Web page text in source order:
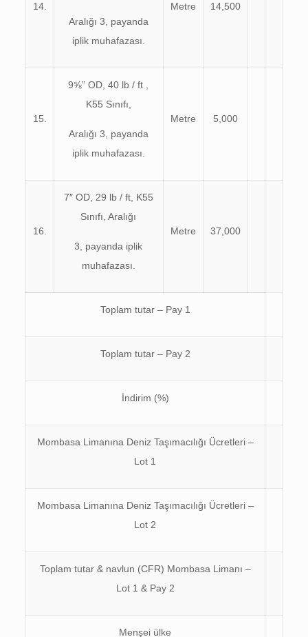
14.
Aralığı 3, payanda
iplik muhafazası.
Metre 14,500
15.
9⅝” OD, 40 lb / ft ,
K55 Sınıfı,
Aralığı 3, payanda
iplik muhafazası.
Metre 5,000
16.
7″ OD, 29 lb / ft, K55
Sınıfı, Aralığı
3, payanda iplik
muhafazası.
Metre 37,000
Toplam tutar – Pay 1
Toplam tutar – Pay 2
İndirim (%)
Mombasa Limanına Deniz Taşımacılığı Ücretleri –
Lot 1
Mombasa Limanına Deniz Taşımacılığı Ücretleri –
Lot 2
Toplam tutar & navlun (CFR) Mombasa Limanı –
Lot 1 & Pay 2
Menşei ülke